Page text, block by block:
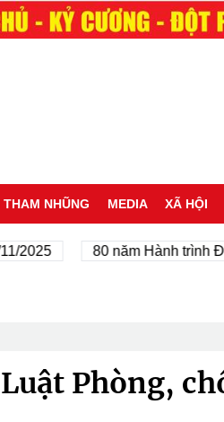
THAM NHŨNG MEDIA XÃ HỘI
80 năm Hành trình Độc lập
Phòng,